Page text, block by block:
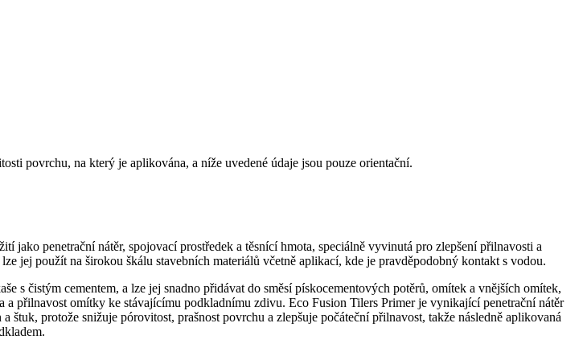
povrchu, na který je aplikována, a níže uvedené údaje jsou pouze orientační.
jako penetrační nátěr, spojovací prostředek a těsnící hmota, speciálně vyvinutá pro zlepšení přilnavosti a
jej použít na širokou škálu stavebních materiálů včetně aplikací, kde je pravděpodobný kontakt s vodou.
s čistým cementem, a lze jej snadno přidávat do směsí pískocementových potěrů, omítek a vnějších omítek,
přilnavost omítky ke stávajícímu podkladnímu zdivu. Eco Fusion Tilers Primer je vynikající penetrační nátěr
protože snižuje pórovitost, prašnost povrchu a zlepšuje počáteční přilnavost, takže následně aplikovaná